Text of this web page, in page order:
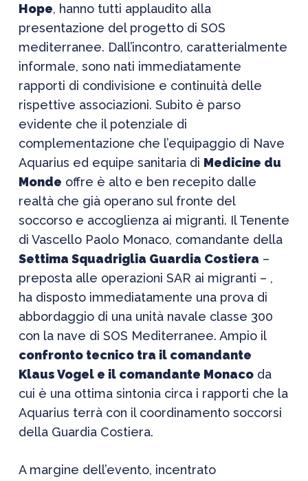
Hope, hanno tutti applaudito alla
presentazione del progetto di SOS
mediterranee. Dall’incontro, caratterialmente
informale, sono nati immediatamente
rapporti di condivisione e continuità delle
rispettive associazioni. Subito è parso
evidente che il potenziale di
complementazione che l’equipaggio di Nave
Aquarius ed equipe sanitaria di Medicine du
Monde offre è alto e ben recepito dalle
realtà che già operano sul fronte del
soccorso e accoglienza ai migranti. Il Tenente
di Vascello Paolo Monaco, comandante della
Settima Squadriglia Guardia Costiera –
preposta alle operazioni SAR ai migranti – ,
ha disposto immediatamente una prova di
abbordaggio di una unità navale classe 300
con la nave di SOS Mediterranee. Ampio il
confronto tecnico tra il comandante
Klaus Vogel e il comandante Monacoda
cui è una ottima sintonia circa i rapporti che la
Aquarius terrà con il coordinamento soccorsi
della Guardia Costiera.
A margine dell’evento, incentrato